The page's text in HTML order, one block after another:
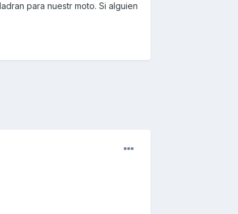
para nuestr moto. Si alguien